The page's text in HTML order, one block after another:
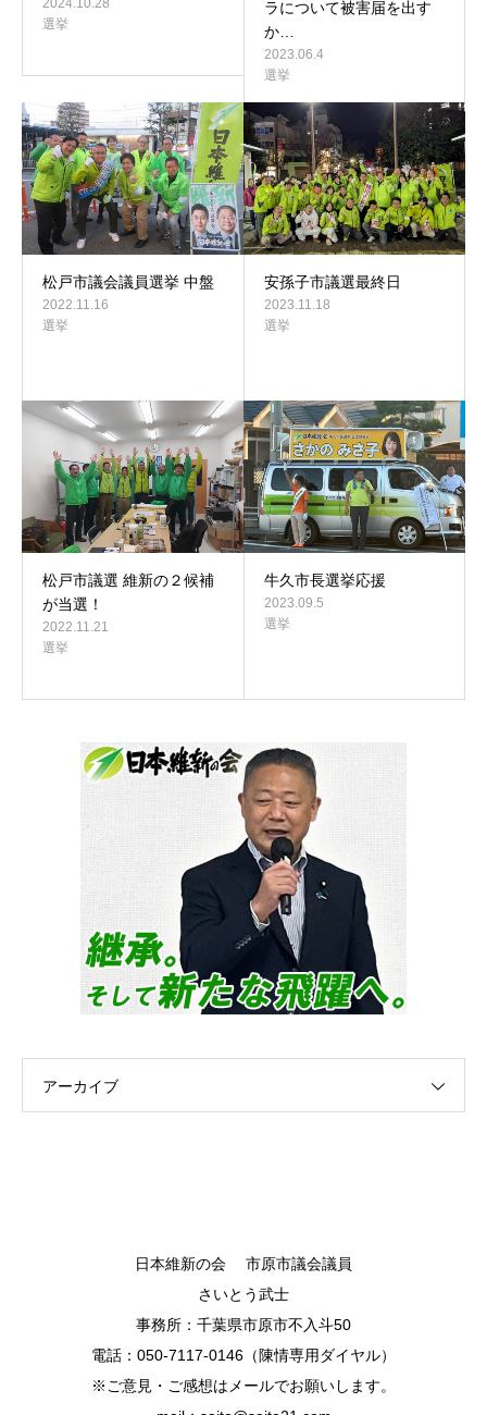
2024.10.28
選挙
ラについて被害届を出す
か…
2023.06.4
選挙
松戸市議会議員選挙 中盤
2022.11.16
選挙
安孫子市議選最終日
2023.11.18
選挙
松戸市議選 維新の２候補
が当選！
2022.11.21
選挙
牛久市長選挙応援
2023.09.5
選挙
アーカイブ
日本維新の会 市原市議会議員
さいとう武士
事務所：千葉県市原市不入斗50
電話：050-7117-0146（陳情専用ダイヤル）
※ご意見・ご感想はメールでお願いします。